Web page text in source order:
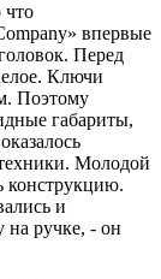
что
впервые
Перед
Ключи
Поэтому
габариты,
Молодой
и
на ручке, - он